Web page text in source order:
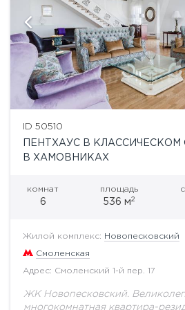
ID 50510
ПЕНТХАУС В КЛАССИЧЕСКОМ
В ХАМОВНИКАХ
комнат
6
площадь
536 м2
Жилой комплекс: Новопесковский
Смоленская
Адрес: Смоленский 1-й пер. 17
ЖК Новопесковский.
многокомнатная квартира-